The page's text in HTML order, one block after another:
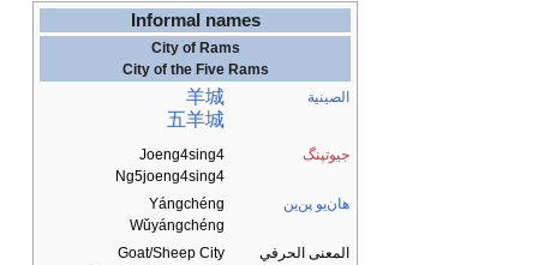
Informal names
City of Rams
City of the Five Rams
Joeng4sing4
Ng5joeng4sing4
هان‌يو پن‌ين
Yángchéng
Wǔyángchéng
المعنى الحرفي
Goat/Sheep City